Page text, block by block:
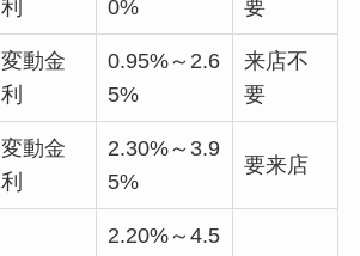
利
0%
要
変動金
利
0.95%～2.6
5%
来店不
要
変動金
利
2.30%～3.9
5%
要来店
2.20%～4.5